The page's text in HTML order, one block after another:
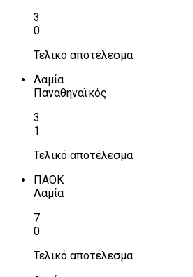
3
0
Τελικό αποτέλεσμα
Λαμία
Παναθηναϊκός
3
1
Τελικό αποτέλεσμα
ΠΑΟΚ
Λαμία
7
0
Τελικό αποτέλεσμα